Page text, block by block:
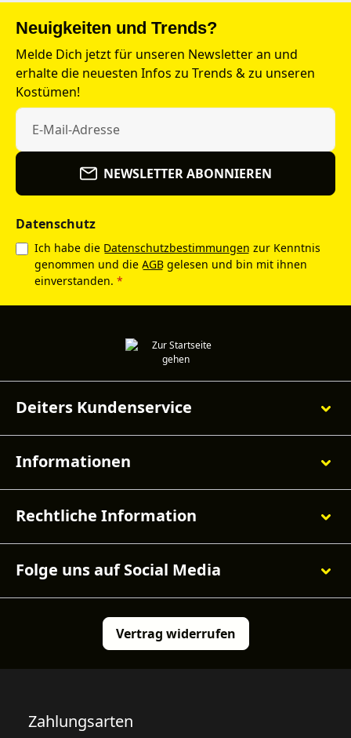
Neuigkeiten und Trends?
Melde Dich jetzt für unseren Newsletter an und
erhalte die neuesten Infos zu Trends & zu unseren
Kostümen!
NEWSLETTER ABONNIEREN
Datenschutz
Ich habe die Datenschutzbestimmungen zur Kenntnis
genommen und die AGB gelesen und bin mit ihnen
einverstanden. *
Deiters Kundenservice
Informationen
Rechtliche Information
Folge uns auf Social Media
Vertrag widerrufen
Zahlungsarten